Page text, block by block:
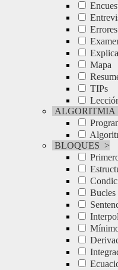
Errores
Mapa
TIPs
ALGORITMIA
BLOQUES >
Bucles